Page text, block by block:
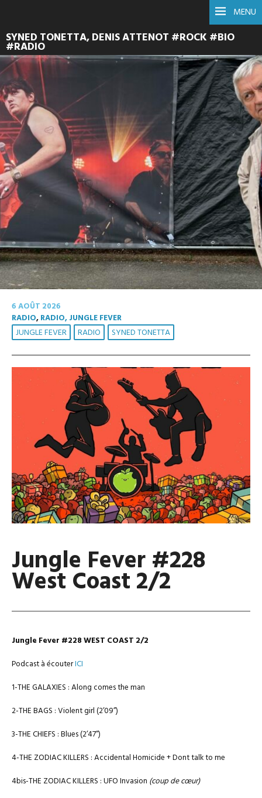
MENU
SYNED TONETTA, DENIS ATTENOT #ROCK #BIO
#RADIO
6 AOÛT 2026
RADIO,RADIO, JUNGLE FEVER
JUNGLE FEVER RADIO SYNED TONETTA
Jungle Fever #228
West Coast 2/2
Jungle Fever #228 WEST COAST 2/2
Podcast à écouterICI
1-THE GALAXIES : Along comes the man
2-THE BAGS : Violent girl (2’09’’)
3-THE CHIEFS : Blues (2’47’’)
4-THE ZODIAC KILLERS : Accidental Homicide + Dont talk to me
4bis-THE ZODIAC KILLERS : UFO Invasion (coup de cœur)